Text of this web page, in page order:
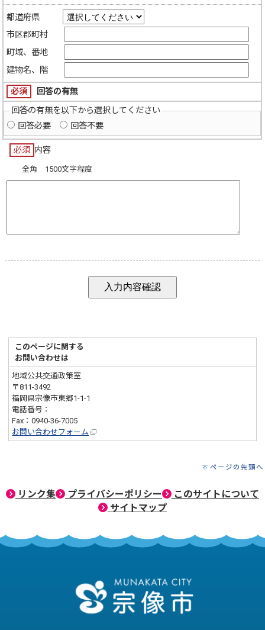
都道府県
市区郡町村
町域、番地
建物名、階
必須
回答の有無
回答の有無を以下から選択してください
回答必要
回答不要
必須 内容
全角 1500文字程度
このページに関する
お問い合わせは
地域公共交通政策室
〒811-3492
福岡県宗像市東郷1-1-1
電話番号：
Fax：0940-36-7005
お問い合わせフォーム
ページの先頭へ
リンク集 プライバシーポリシー
このサイトについて
サイトマップ